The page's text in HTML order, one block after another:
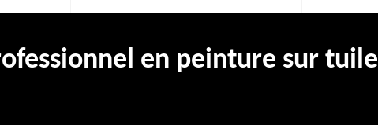
en peinture sur tuile